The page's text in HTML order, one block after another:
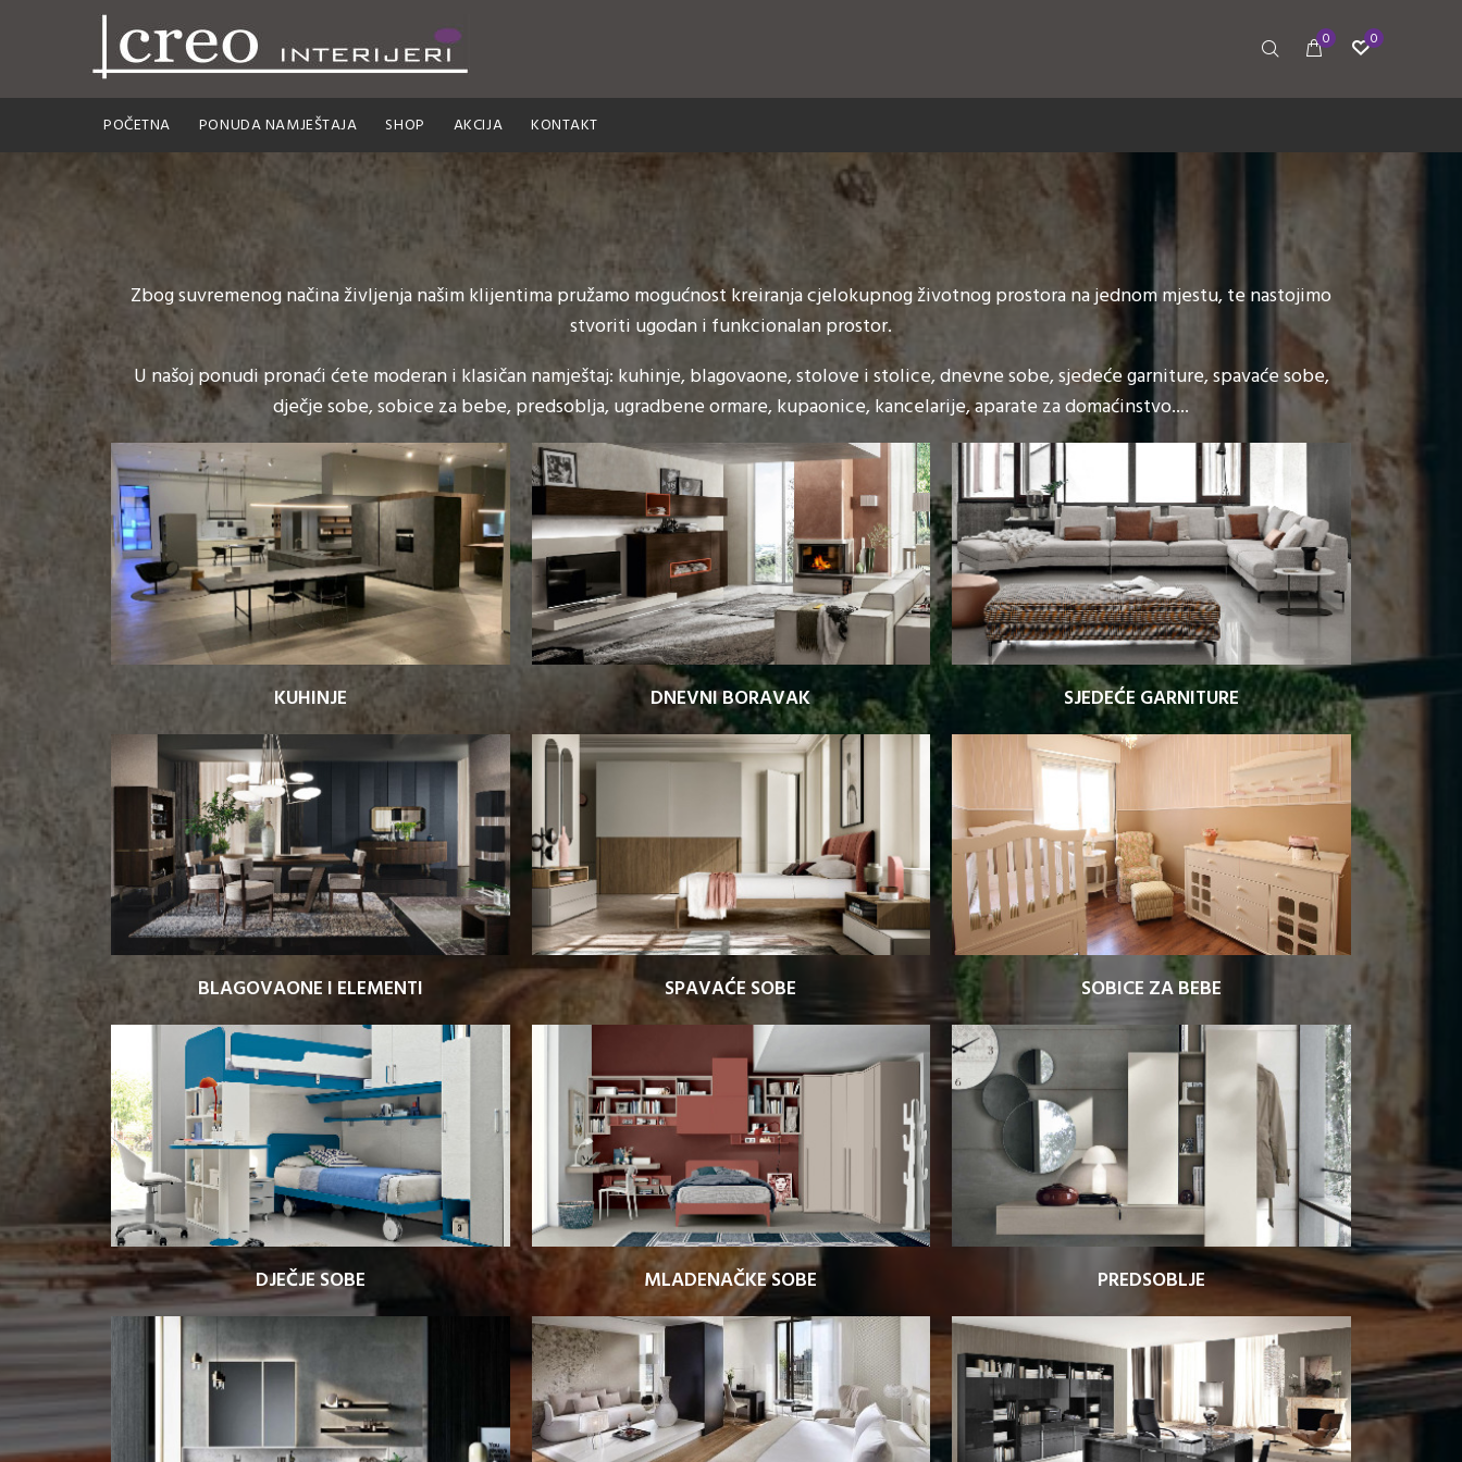
0 0
POČETNA PONUDA NAMJEŠTAJA SHOP AKCIJA KONTAKT
Zbog suvremenog načina življenja našim klijentima pružamo mogućnost kreiranja cjelokupnog životnog prostora na jednom mjestu, te nastojimo
stvoriti ugodan i funkcionalan prostor.
U našoj ponudi pronaći ćete moderan i klasičan namještaj: kuhinje, blagovaone, stolove i stolice, dnevne sobe, sjedeće garniture, spavaće sobe,
dječje sobe, sobice za bebe, predsoblja, ugradbene ormare, kupaonice, kancelarije, aparate za domaćinstvo....
KUHINJE DNEVNI BORAVAK SJEDEĆE GARNITURE
BLAGOVAONE I ELEMENTI SPAVAĆE SOBE SOBICE ZA BEBE
DJEČJE SOBE MLADENAČKE SOBE PREDSOBLJE